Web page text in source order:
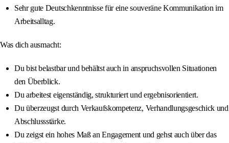
Sehr gute Deutschkenntnisse für eine souveräne Kommunikation im
Arbeitsalltag.
Was dich ausmacht:
Du bist belastbar und behältst auch in anspruchsvollen Situationen
den Überblick.
Du arbeitest eigenständig, strukturiert und ergebnisorientiert.
Du überzeugst durch Verkaufskompetenz, Verhandlungsgeschick und
Abschlussstärke.
Du zeigst ein hohes Maß an Engagement und gehst auch über das